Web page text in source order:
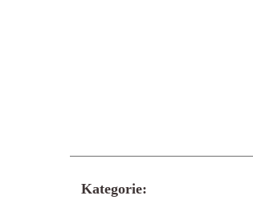
Kategorie: